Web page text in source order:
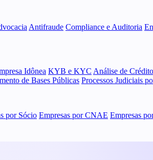
Antifraude Compliance e Auditoria
Idônea KYB e KYC Análise de
de Bases Públicas Processos Judiciais
por Sócio Empresas por CNAE Empresas